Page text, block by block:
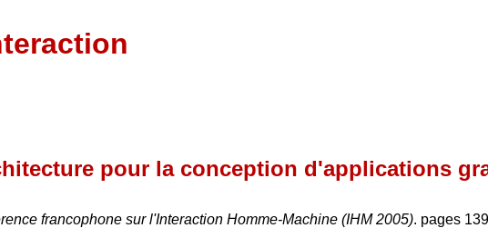
pour la conception d'applications
francophone sur l'Interaction Homme-Machine (IHM 2005). pages